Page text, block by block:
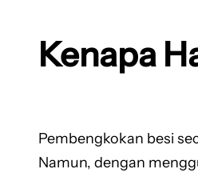
Kenapa
Pembengkokan besi
Namun, dengan